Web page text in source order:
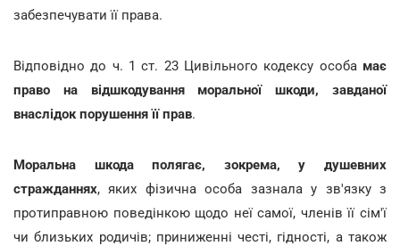
забезпечувати її права.
Відповідно до ч. 1 ст. 23 Цивільного кодексу особа має
право на відшкодування моральної шкоди, завданої
внаслідок порушення її прав.
Моральна шкода полягає, зокрема, у душевних
стражданнях, яких фізична особа зазнала у зв'язку з
протиправною поведінкою щодо неї самої, членів її сім'ї
чи близьких родичів; приниженні честі, гідності, а також